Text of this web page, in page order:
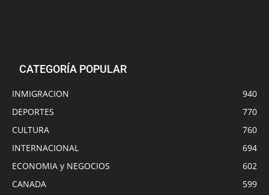
CATEGORÍA POPULAR
INMIGRACION
940
DEPORTES
770
CULTURA
760
INTERNACIONAL
694
ECONOMIA y NEGOCIOS
602
CANADA
599